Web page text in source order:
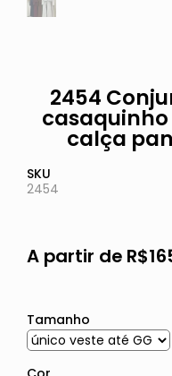
2454
calça
SKU
2454
A partir de R$
Tamanho